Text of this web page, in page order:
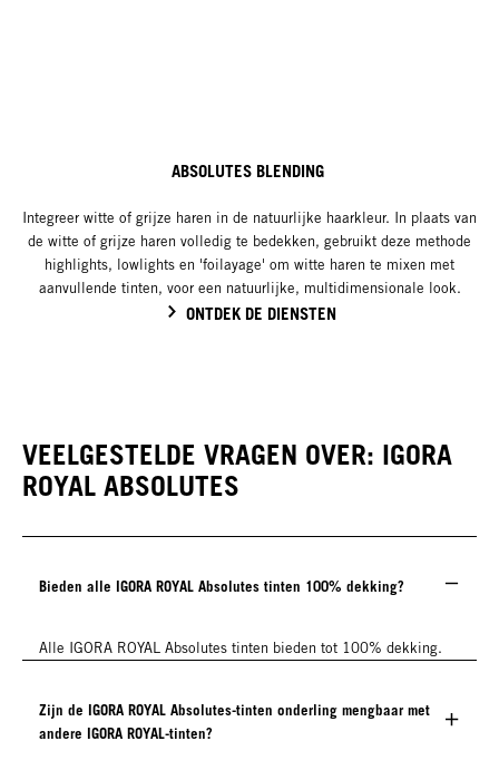
ABSOLUTES BLENDING ​
Integreer witte of grijze haren in de natuurlijke haarkleur. In plaats van
de witte of grijze haren volledig te bedekken, gebruikt deze methode
highlights, lowlights en 'foilayage' om witte haren te mixen met
aanvullende tinten, voor een natuurlijke, multidimensionale look.
ONTDEK DE DIENSTEN
VEELGESTELDE VRAGEN OVER: IGORA
ROYAL ABSOLUTES
Bieden alle IGORA ROYAL Absolutes tinten 100% dekking?
Alle IGORA ROYAL Absolutes tinten bieden tot 100% dekking.
Zijn de IGORA ROYAL Absolutes-tinten onderling mengbaar met
andere IGORA ROYAL-tinten?